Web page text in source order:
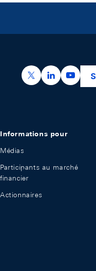
https://x.com/
https://
Informations pour
Médias
Participants au marché
financier
Actionnaires